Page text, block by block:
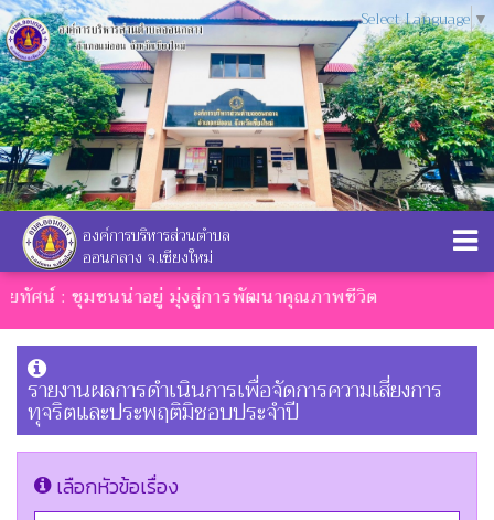
Select Language ▼
องค์การบริหารส่วนตำบล
ออนกลาง จ.เชียงใหม่
ทัศน์ : ชุมชนน่าอยู่ มุ่งสู่การพัฒนาคุณภาพชีวิต
รายงานผลการดำเนินการเพื่อจัดการความเสี่ยงการ
ทุจริตและประพฤติมิชอบประจำปี
เลือกหัวข้อเรื่อง